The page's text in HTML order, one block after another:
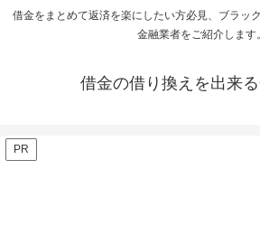
借金をまとめて返済を楽にしたい方必見、ブラッ
金融業者をご紹介します。
借金の借り換えを出来
PR